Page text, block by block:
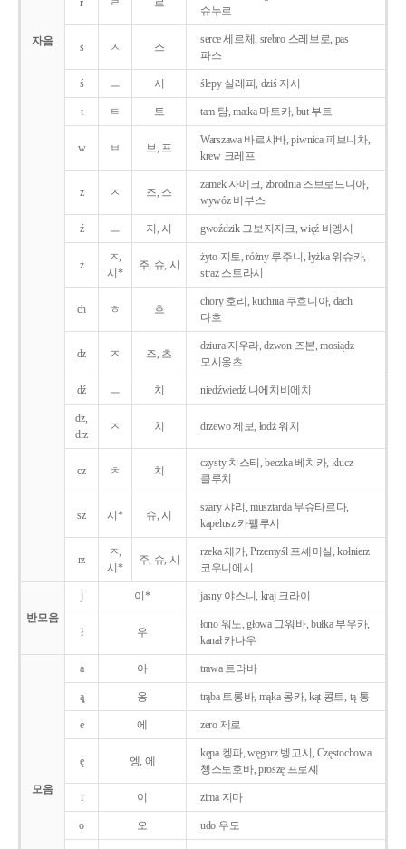
자음
r ㄹ 르
슈누르
s ㅅ 스
serce 세르체, srebro 스레브로, pas
파스
ś ㅡ 시 ślepy 실레피, dziś 지시
t ㅌ 트 tam 탐, matka 마트카, but 부트
w ㅂ 브, 프
Warszawa 바르샤바, piwnica 피브니차,
krew 크레프
z ㅈ 즈, 스
zamek 자메크, zbrodnia 즈브로드니아,
wywóz 비부스
ź ㅡ 지, 시 gwoździk 그보지지크, więź 비엥시
ż
ㅈ,
시*
주, 슈, 시
żyto 지토, różny 루주니, łyżka 위슈카,
straż 스트라시
ch ㅎ 흐
chory 호리, kuchnia 쿠흐니아, dach
다흐
dz ㅈ 즈, 츠
dziura 지우라, dzwon 즈본, mosiądz
모시옹츠
dź ㅡ 치 niedźwiedź 니에치비에치
dż,
drz
ㅈ 치 drzewo 제보, łodż 워치
cz ㅊ 치
czysty 치스티, beczka 베치카, klucz
클루치
sz 시* 슈, 시
szary 샤리, musztarda 무슈타르다,
kapelusz 카펠루시
rz
ㅈ,
시*
주, 슈, 시
rzeka 제카, Przemyśl 프셰미실, kołnierz
코우니에시
반모음
j 이* jasny 야스니, kraj 크라이
ł 우
łono 워노, głowa 그워바, bułka 부우카,
kanał 카나우
모음
a 아 trawa 트라바
ą̨ 옹 trąba 트롱바, mąka 몽카, kąt 콩트, tą 통
e 에 zero 제로
ę 엥, 에
kępa 켕파, węgorz 벵고시, Częstochowa
쳉스토호바, proszę 프로셰
i 이 zima 지마
o 오 udo 우도